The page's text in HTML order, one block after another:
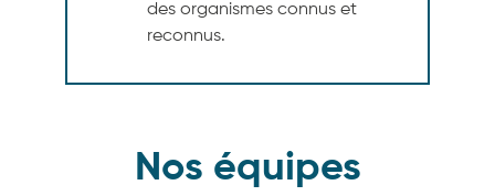
des organismes connus et
reconnus.
Nos équipes